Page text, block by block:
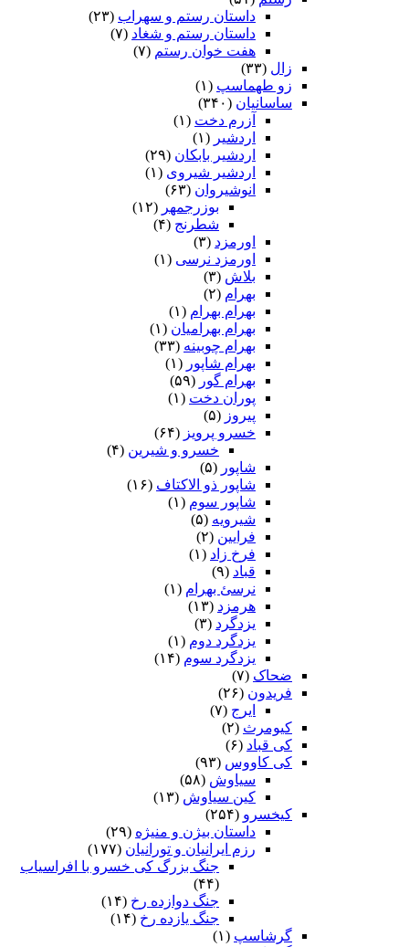
داستان رستم و سهراب (۲۳)
داستان رستم و شغاد (۷)
هفت خوان رستم‏ (۷)
زال (۳۳)
زو طهماسپ‏ (۱)
ساسانیان (۳۴۰)
آزرم دخت (۱)
اردشیر (۱)
اردشیر بابکان (۲۹)
اردشیر شیروی (۱)
انوشیروان (۶۳)
بوزرجمهر (۱۲)
شطرنج (۴)
اورمزد (۳)
اورمزد نرسى‏ (۱)
بلاش (۳)
بهرام (۲)
بهرام بهرام (۱)
بهرام بهرامیان‏ (۱)
بهرام چوبینه (۳۳)
بهرام شاپور (۱)
بهرام گور (۵۹)
پوران دخت (۱)
پیروز (۵)
خسرو پرویز (۶۴)
خسرو و شیرین (۴)
شاپور (۵)
شاپور ذو الاکتاف (۱۶)
شاپور سوم‏ (۱)
شیرویه (۵)
فرایین (۲)
فرخ زاد (۱)
قباد (۹)
نرسئ بهرام‏ (۱)
هرمزد (۱۳)
یزدگرد (۳)
یزدگرد دوم (۱)
یزدگرد سوم (۱۴)
ضحاک (۷)
فریدون (۲۶)
ایرج (۷)
کیومرث (۲)
کی قباد (۶)
کی کاووس (۹۳)
سیاوش (۵۸)
کین سیاوش (۱۳)
کیخسرو (۲۵۴)
داستان بیژن و منیژه (۲۹)
رزم ایرانیان و تورانیان (۱۷۷)
جنگ بزرگ کی خسرو با افراسیاب
(۴۴)
جنگ دوازده رخ (۱۴)
جنگ یازده رخ (۱۴)
گرشاسپ (۱)